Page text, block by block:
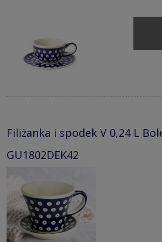
Filiżanka i spodek V 0,24 L
GU1802DEK42